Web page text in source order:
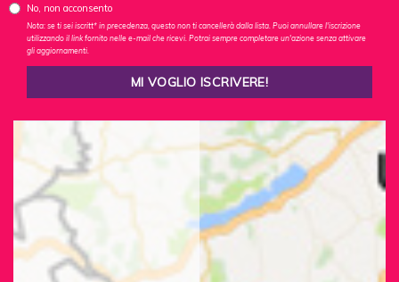
No, non acconsento
Nota: se ti sei iscritt* in precedenza, questo non ti cancellerà dalla lista. Puoi annullare l'iscrizione
utilizzando il link fornito nelle e-mail che ricevi. Potrai sempre completare un'azione senza attivare
gli aggiornamenti.